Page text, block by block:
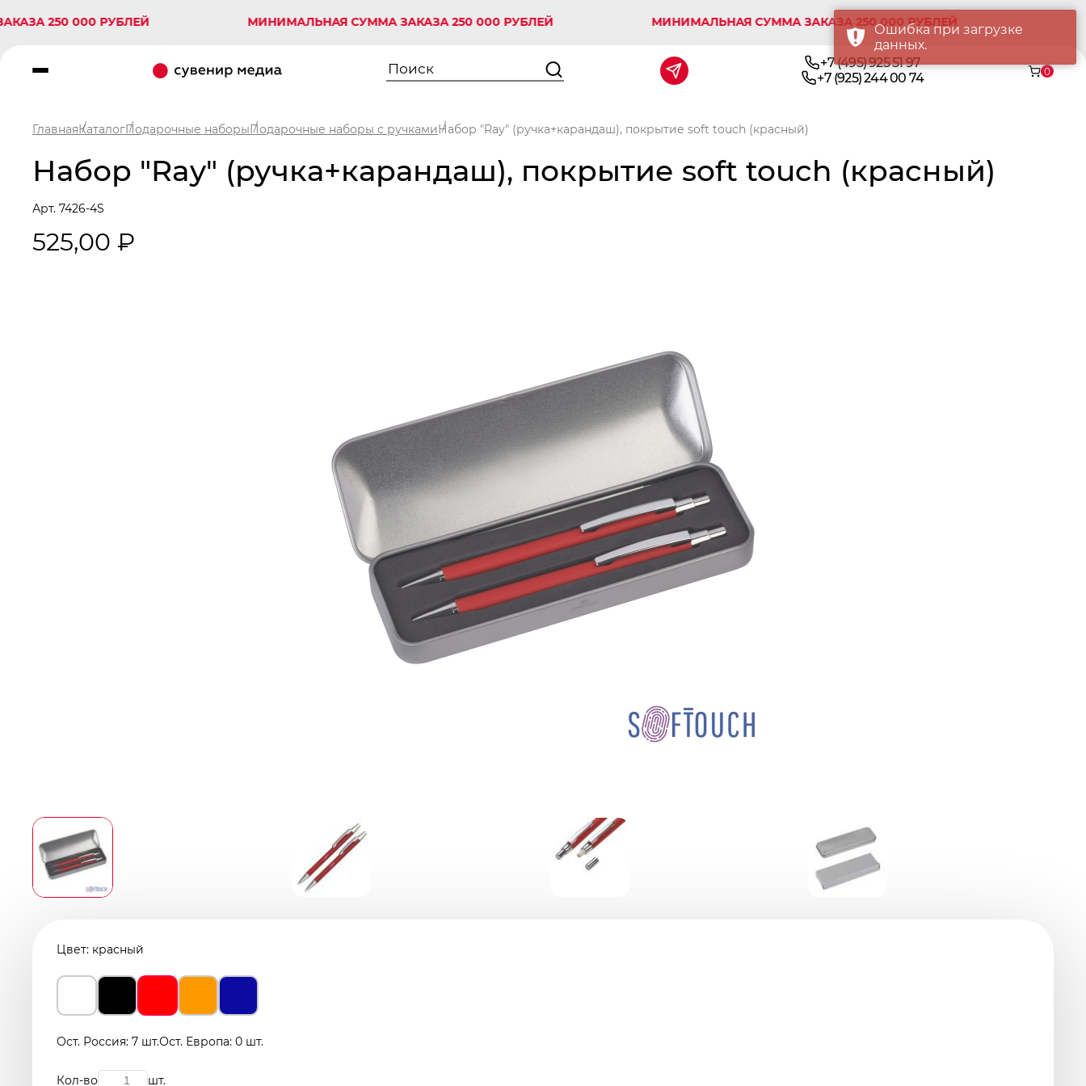
000 РУБЛЕЙ МИНИМАЛЬНАЯ СУММА ЗАКАЗА 250 000 РУБЛЕЙ МИНИМАЛЬНАЯ СУММА ЗАКАЗА 250 000 РУБЛЕЙ
+7 (495) 925 51 97
+7 (925) 244 00 74
0
ГлавнаяКаталогПодарочные наборыПодарочные наборы с ручкамиНабор "Ray" (ручка+карандаш), покрытие soft touch (красный)
Набор "Ray" (ручка+карандаш), покрытие soft touch (красный)
Арт. 7426-4S
525,00 ₽
Цвет: красный
Ост. Россия: 7 шт.Ост. Европа: 0 шт.
Кол-во шт.
Ошибка при загрузке
данных.